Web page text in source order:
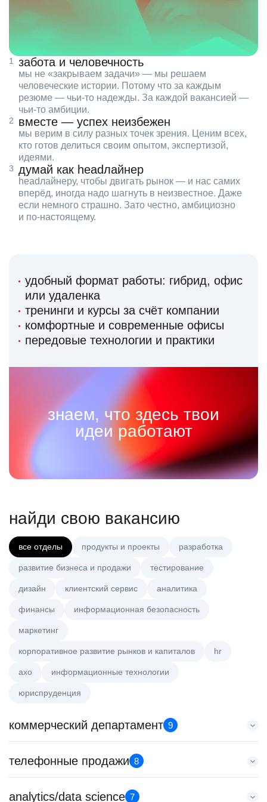
забота и человечность
мы не «закрываем задачи» — мы решаем
человеческие истории. Потому что за каждым
резюме — чьи‑то надежды. За каждой вакансией —
чьи‑то амбиции.
вместе — успех неизбежен
мы верим в силу разных точек зрения. Ценим всех,
кто готов делиться своим опытом, экспертизой,
идеями.
думай как headлайнер
headлайнеру, чтобы двигать рынок — и нас самих
вперёд, иногда надо шагнуть в неизвестное. Даже
если немного страшно. Зато честно, амбициозно
и по‑настоящему.
удобный формат работы: гибрид, офис
или удаленка
тренинги и курсы за счёт компании
комфортные и современные офисы
передовые технологии и практики
знаем, что здесь твои
идеи работают
найди свою вакансию
все отделы продукты и проекты разработка
развитие бизнеса и продажи тестирование
дизайн клиентский сервис аналитика
финансы информационная безопасность
маркетинг
корпоративное развитие рынков и капиталов hr
axo информационные технологии
юриспруденция
коммерческий департамент 9
Аналитик данных (направление Enterprise продаж)
HeadHunter::Коммерческий департамент
з/п не указана
телефонные продажи 8
Специалист телемаркетинга
analytics/data science 7